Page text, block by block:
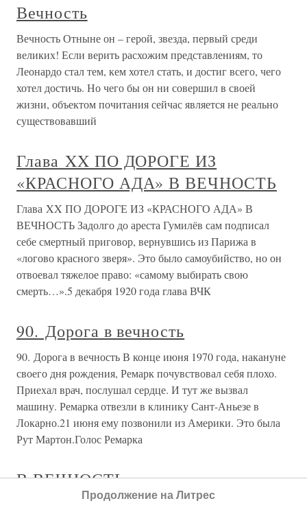
Вечность
Вечность Отныне он – герой, звезда, первый среди
великих! Если верить расхожим представлениям, то
Леонардо стал тем, кем хотел стать, и достиг всего, чего
хотел достичь. Но чего бы он ни совершил в своей
жизни, объектом почитания сейчас является не реально
существовавший
Глава XX ПО ДОРОГЕ ИЗ
«КРАСНОГО АДА» В ВЕЧНОСТЬ
Глава XX ПО ДОРОГЕ ИЗ «КРАСНОГО АДА» В
ВЕЧНОСТЬ Задолго до ареста Гумилёв сам подписал
себе смертный приговор, вернувшись из Парижа в
«логово красного зверя». Это было самоубийство, но он
отвоевал тяжелое право: «самому выбирать свою
смерть…».5 декабря 1920 года глава ВЧК
90. Дорога в вечность
90. Дорога в вечность В конце июня 1970 года, накануне
своего дня рождения, Ремарк почувствовал себя плохо.
Приехал врач, послушал сердце. И тут же вызвал
машину. Ремарка отвезли в клинику Сант-Аньезе в
Локарно.21 июня ему позвонили из Америки. Это была
Рут Мартон.Голос Ремарка
В ВЕЧНОСТЬ
В ВЕЧНОСТЬ Спасибо, дорогая, за ту заботу, Которой ты
Продолжение на Литрес